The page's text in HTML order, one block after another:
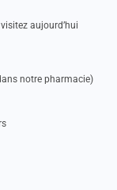
aujourd’hui
notre pharmacie)